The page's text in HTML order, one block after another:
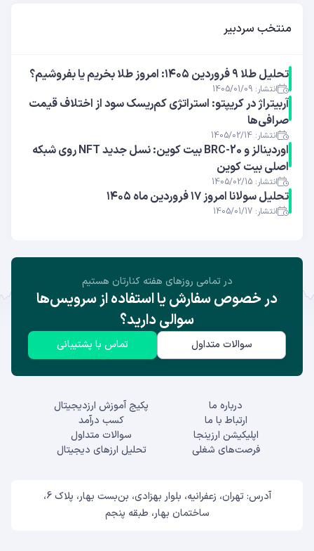
منتخب سردبیر
تحلیل طلا ۹ فروردین ۱۴۰۵: امروز طلا بخریم یا بفروشیم؟
انتشار: 1405/01/09
آربیتراژ در کریپتو: استراتژی کم‌ریسک سود از اختلاف قیمت
صرافی‌ها
انتشار: 1405/02/14
اوردینالز و BRC-20 بیت کوین: نسل جدید NFT روی شبکه
اصلی بیت کوین
انتشار: 1405/02/15
تحلیل سولانا امروز ۱۷ فروردین ماه ۱۴۰۵
انتشار: 1405/01/17
در تمامی روز‌های هفته کنارتان هستیم
در خصوص سفارش یا استفاده از سرویس‌ها
سوالی دارید؟
سوالات متداول تماس با پشتیبانی
درباره ما
ارتباط با ما
اپلیکیشن ارزینجا
فرصت‌های شغلی
پکیج آموزش ارزدیجیتال
کسب درآمد
سوالات متداول
تحلیل ارزهای دیجیتال
آدرس: تهران، زعفرانیه، بلوار بهزادی، بن‌بست بهار، پلاک 6،
ساختمان بهار، طبقه پنجم